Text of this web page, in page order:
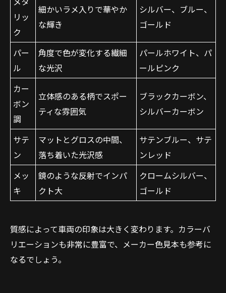
リッ
ク
細かいラメ入りで華やか
な輝き
シルバー、ブルー、
ゴールド
パー
ル
角度で色が変化する繊細
な光沢
パールホワイト、パ
ールピンク
カー
ボン
調
立体感のある柄でスポー
ティな雰囲気
ブラックカーボン、
シルバーカーボン
サテ
ン
マットとグロスの中間、
落ち着いた光沢感
サテンブルー、サテ
ンレッド
メッ
キ
鏡のような反射でインパ
クト大
クロームシルバー、
ゴールド
質感によって車両の印象は大きく変わります。カラーバ
リエーションも非常に豊富で、メーカー色見本も参考に
なるでしょう。
お問い合わせはこちら